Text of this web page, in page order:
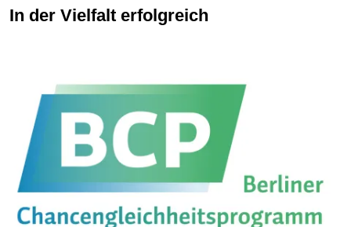
In der Vielfalt erfolgreich